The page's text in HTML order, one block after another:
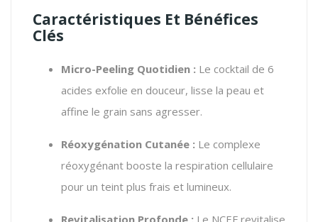
Caractéristiques Et Bénéfices
Clés
Micro-Peeling Quotidien : Le cocktail de 6
acides exfolie en douceur, lisse la peau et
affine le grain sans agresser.
Réoxygénation Cutanée : Le complexe
réoxygénant booste la respiration cellulaire
pour un teint plus frais et lumineux.
Revitalisation Profonde : Le NCEF revitalise